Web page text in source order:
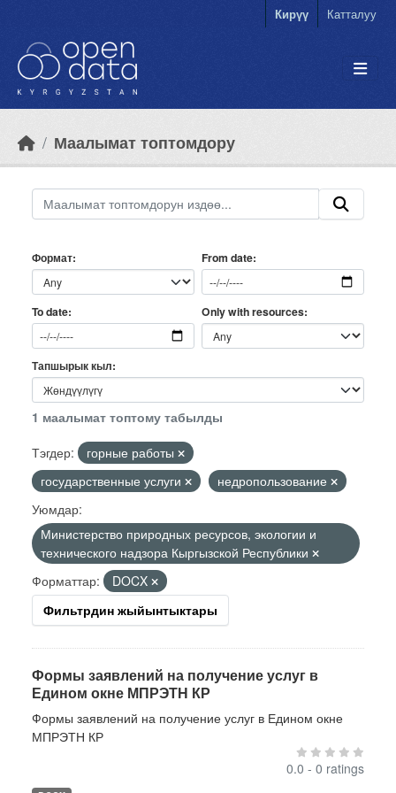
Кирүү Катталуу
Маалымат топтомдору
Формат From date
To date Only with resources
Тапшырык кыл
1 маалымат топтому табылды
Тэгдер:
горные работы
государственные услуги
недропользование
Уюмдар:
Министерство природных ресурсов, экологии и
технического надзора Кыргызской Республики
Форматтар:
DOCX
Фильтрдин жыйынтыктары
Формы заявлений на получение услуг в
Едином окне МПРЭТН КР
Формы заявлений на получение услуг в Едином окне
МПРЭТН КР
0.0 - 0 ratings